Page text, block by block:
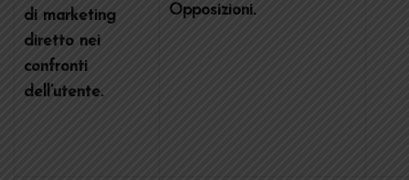
di marketing
diretto nei
confronti
dell’utente.
Opposizioni.